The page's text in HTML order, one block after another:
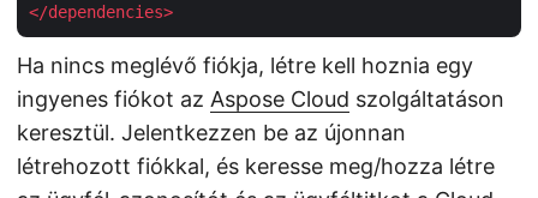
</dependencies>
Ha nincs meglévő fiókja, létre kell hoznia egy
ingyenes fiókot az Aspose Cloud szolgáltatáson
keresztül. Jelentkezzen be az újonnan
létrehozott fiókkal, és keresse meg/hozza létre